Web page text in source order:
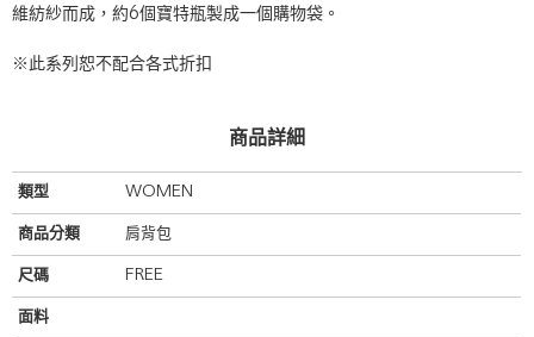
維紡紗而成，約6個寶特瓶製成一個購物袋。
※此系列恕不配合各式折扣
商品詳細
類型 WOMEN
商品分類 肩背包
尺碼 FREE
面料